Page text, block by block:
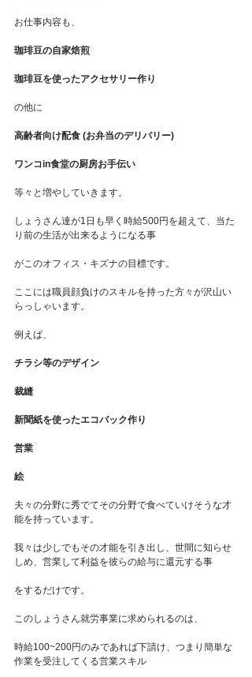
お仕事内容も、
珈琲豆の自家焙煎
珈琲豆を使ったアクセサリー作り
の他に
高齢者向け配食 (お弁当のデリバリー)
ワンコin食堂の厨房お手伝い
等々と増やしていきます。
しょうさん達が1日も早く時給500円を超えて、当た
り前の生活が出来るようになる事
がこのオフィス・キズナの目標です。
ここには職員顔負けのスキルを持った方々が沢山い
らっしゃいます。
例えば、
チラシ等のデザイン
裁縫
新聞紙を使ったエコバック作り
営業
絵
夫々の分野に秀でてその分野で食べていけそうな才
能を持っています。
我々は少しでもその才能を引き出し、世間に知らせ
しめ、営業して利益を彼らの給与に還元する事
をするだけです。
このしょうさん就労事業に求められるのは、
時給100~200円のみであれば下請け、つまり簡単な
作業を受注してくる営業スキル